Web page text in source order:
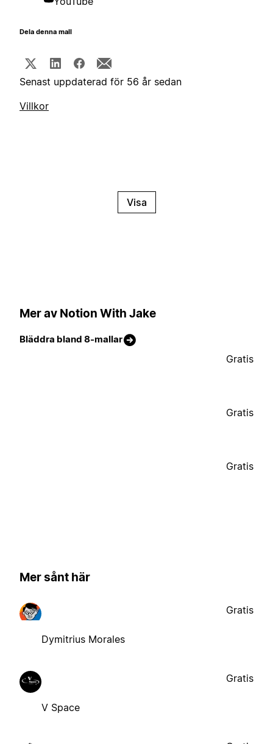
Dela denna mall
Senast uppdaterad för 56 år sedan
Villkor
Visa
Mer av Notion With Jake
Bläddra bland 8-mallar
Gratis
Gratis
Gratis
Mer sånt här
Dymitrius Morales
Gratis
V Space
Gratis